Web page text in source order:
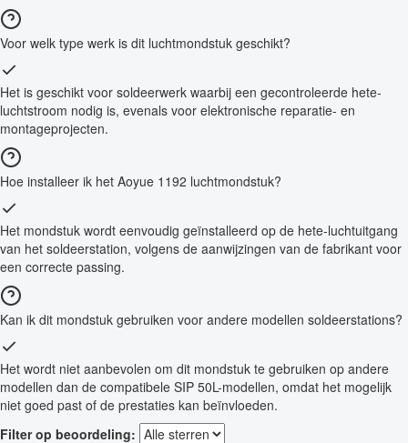
Voor welk type werk is dit luchtmondstuk geschikt?
Het is geschikt voor soldeerwerk waarbij een gecontroleerde hete-
luchtstroom nodig is, evenals voor elektronische reparatie- en
montageprojecten.
Hoe installeer ik het Aoyue 1192 luchtmondstuk?
Het mondstuk wordt eenvoudig geïnstalleerd op de hete-luchtuitgang
van het soldeerstation, volgens de aanwijzingen van de fabrikant voor
een correcte passing.
Kan ik dit mondstuk gebruiken voor andere modellen soldeerstations?
Het wordt niet aanbevolen om dit mondstuk te gebruiken op andere
modellen dan de compatibele SIP 50L-modellen, omdat het mogelijk
niet goed past of de prestaties kan beïnvloeden.
Filter op beoordeling: